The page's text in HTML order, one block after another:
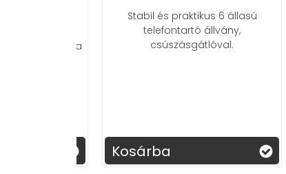
Stabil és praktikus 6 állasú
telefontartó állvány,
csúszásgátlóval.
Kosárba